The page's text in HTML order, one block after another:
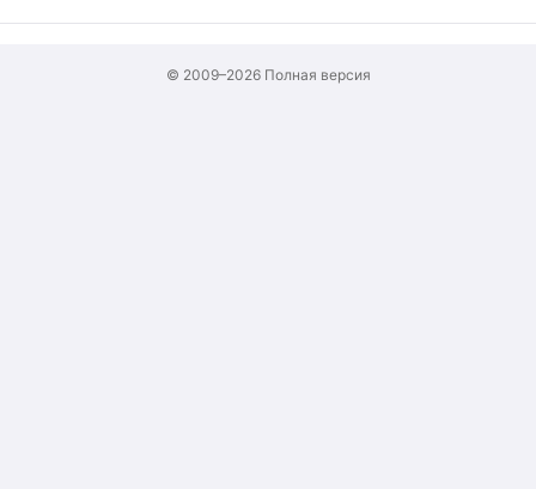
© 2009–2026 Полная версия